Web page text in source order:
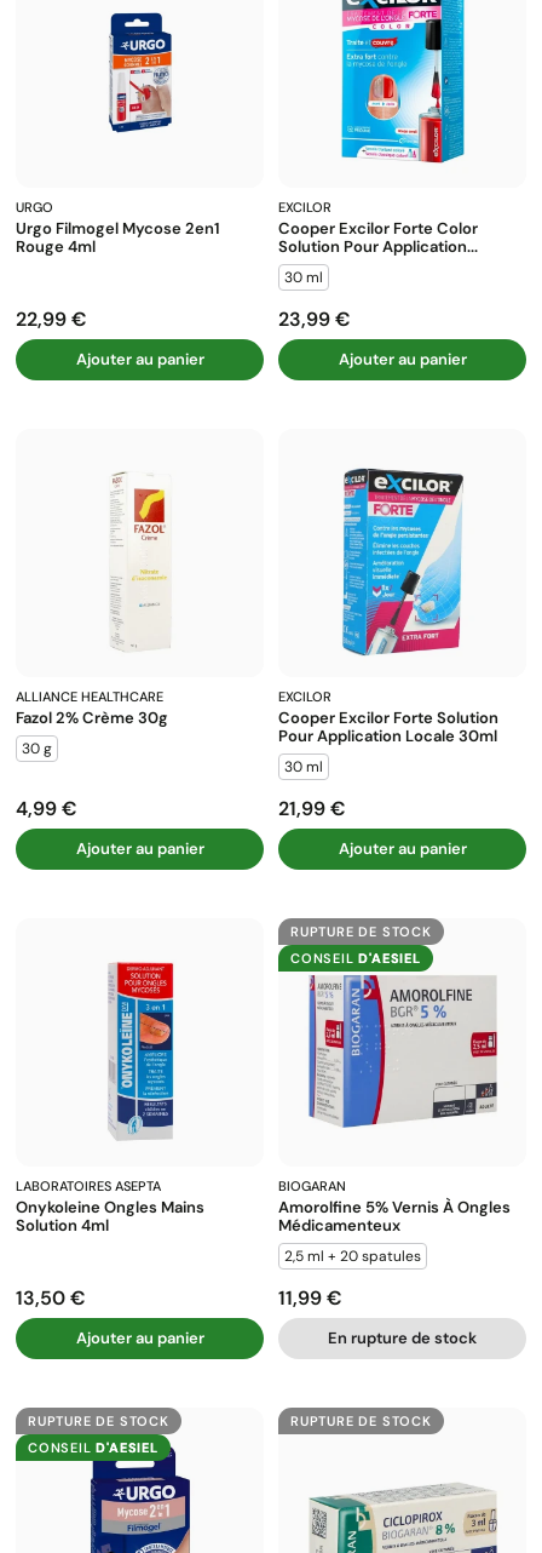
URGO
Urgo Filmogel Mycose 2en1
Rouge 4ml
Prix
22,99 €
Ajouter au panier
EXCILOR
Cooper Excilor Forte Color
Solution Pour Application...
30 ml
Prix
23,99 €
Ajouter au panier
ALLIANCE HEALTHCARE
Fazol 2% Crème 30g
30 g
Prix
4,99 €
Ajouter au panier
EXCILOR
Cooper Excilor Forte Solution
Pour Application Locale 30ml
30 ml
Prix
21,99 €
Ajouter au panier
LABORATOIRES ASEPTA
Onykoleine Ongles Mains
Solution 4ml
Prix
13,50 €
Ajouter au panier
RUPTURE DE STOCK
CONSEILD'AESIEL
BIOGARAN
Amorolfine 5% Vernis À Ongles
Médicamenteux
2,5 ml + 20 spatules
Prix
11,99 €
En rupture de stock
RUPTURE DE STOCK
CONSEILD'AESIEL
RUPTURE DE STOCK